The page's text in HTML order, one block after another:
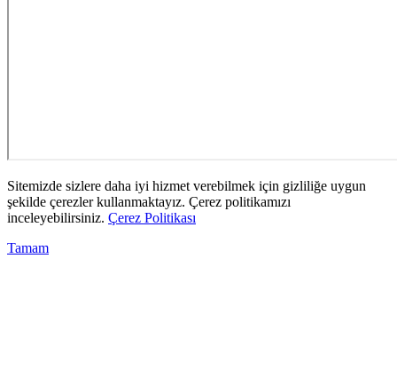
Sitemizde sizlere daha iyi hizmet verebilmek için gizliliğe uygun
şekilde çerezler kullanmaktayız. Çerez politikamızı
inceleyebilirsiniz. Çerez Politikası
Tamam